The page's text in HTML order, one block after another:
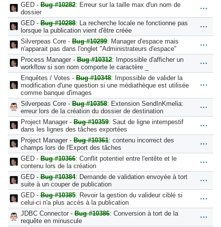
GED - Bug #10282: Erreur sur la taille max d'un nom de
dossier
GED - Bug #10288: La recherche locale ne fonctionne pas
lorsque la publication vient d'être créée
Silverpeas Core - Bug #10299: Manager d'espace mais
n'apparait pas dans l'onglet "Administrateurs d'espace"
Process Manager - Bug #10312: Impossible d'afficher un
workflow si son nom comporte le caractère _
Enquêtes / Votes - Bug #10348: Impossible de valider la
modification d'une question si une médiathèque est utilisée
comme banque d'images
Silverpeas Core - Bug #10358: Extension SendInKmelia:
erreur lors de la création du dossier de destination
Project Manager - Bug #10359: Saut de ligne intempestif
dans les lignes des tâches exportées
Project Manager - Bug #10361: contenu incorrect des
champs lors de l'Export des tâches
GED - Bug #10366: Conflit potentiel entre l'entête et le
contenu lors de la création
GED - Bug #10384: Demande de validation envoyée à tort
suite à un couper de publication
GED - Bug #10385: Revoir la gestion du valideur ciblé si
celui-ci n'a plus accès à la publication
JDBC Connector - Bug #10386: Conversion à tort de la
requête en minuscule